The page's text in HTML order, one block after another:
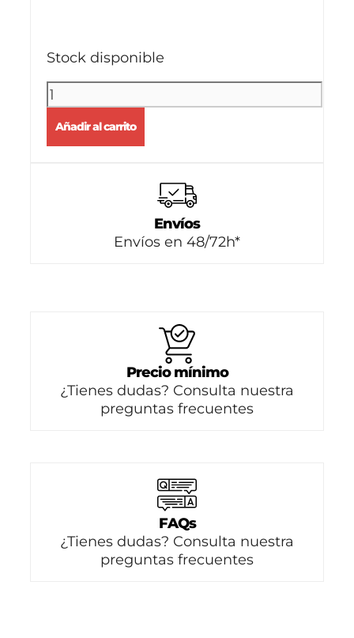
Stock disponible
Añadir al carrito
Envíos
Envíos en 48/72h*
Precio mínimo
¿Tienes dudas? Consulta nuestra
preguntas frecuentes
FAQs
¿Tienes dudas? Consulta nuestra
preguntas frecuentes